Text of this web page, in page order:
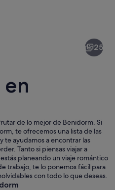
Una ciudad costera con playa, olas
25
de lo mejor de Benidorm. Si
te ofrecemos una lista de las
te ayudamos a encontrar las
Tanto si piensas viajar a
planeando un viaje romántico
trabajo, te lo ponemos fácil para
con todo lo que deseas.